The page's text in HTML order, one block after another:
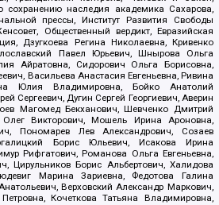
сохранению наследия академика Сахарова,
прессы, Институт Развития Свободы
Общественный вердикт, Евразийская
Дзугкоева Регина Николаевна, Кривенко
Павел Юрьевич, Шнырова Ольга
Айратовна, Сидорович Ольга Борисовна,
Васильева Анастасия Евгеньевна, Ривина
Юлия Владимировна, Бойко Анатолий
Сергеевич, Дугин Сергей Георгиевич, Аверин
Магомед Бекханович, Шевченко Дмитрий
Викторович, Мошель Ирина Ароновна,
Пономарев Лев Александрович, Созаев
Борис Юльевич, Исакова Ирина
Рифгатович, Романова Ольга Евгеньевна,
Цирульников Борис Альбертович, Халидова
Марина Зариевна, Федотова Галина
Верховский Александр Маркович,
Кочеткова Татьяна Владимировна,